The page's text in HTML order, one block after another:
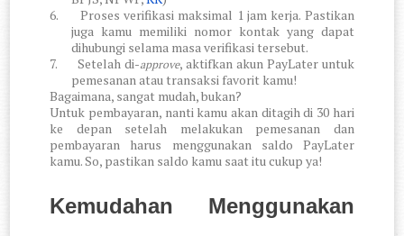
6.
Proses verifikasi maksimal 1 jam kerja. Pastikan
juga kamu memiliki nomor kontak yang dapat
dihubungi selama masa verifikasi tersebut.
7.
Setelah di-approve, aktifkan akun PayLater untuk
pemesanan atau transaksi favorit kamu!
Bagaimana, sangat mudah, bukan?
Untuk pembayaran, nanti kamu akan ditagih di 30 hari
ke depan setelah melakukan pemesanan dan
pembayaran harus menggunakan saldo PayLater
kamu. So, pastikan saldo kamu saat itu cukup ya!
Kemudahan Menggunakan